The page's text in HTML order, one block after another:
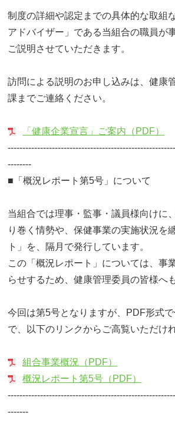
制度の詳細や認定までの具体的な取組
アドバイザー」である当組合の職員が
ご説明させていただきます。
訪問による説明のお申し込みは、健康
課までご連絡ください。
「健康企業宣言」ご案内（PDF）
--------
■「概況レポート第5号」について
当組合では理事・監事・議員様向けに
り巻く情勢や、保健事業の実施状況を
ト」を、隔月で発行しています。
この「概況レポート」については、事
らせするため、健康管理委員の皆様へ
今回は第5号となりますが、PDF形式
で、以下のリンクからご高覧いただけ
組合事業概況（PDF）
概況レポート第5号（PDF）
-------